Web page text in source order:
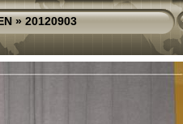
»20120903